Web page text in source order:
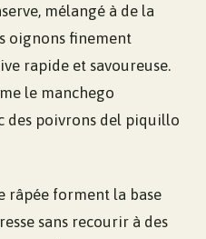
mélangé à de la
oignons finement
rapide et savoureuse.
le manchego
des poivrons del piquillo
râpée forment la base
sans recourir à des